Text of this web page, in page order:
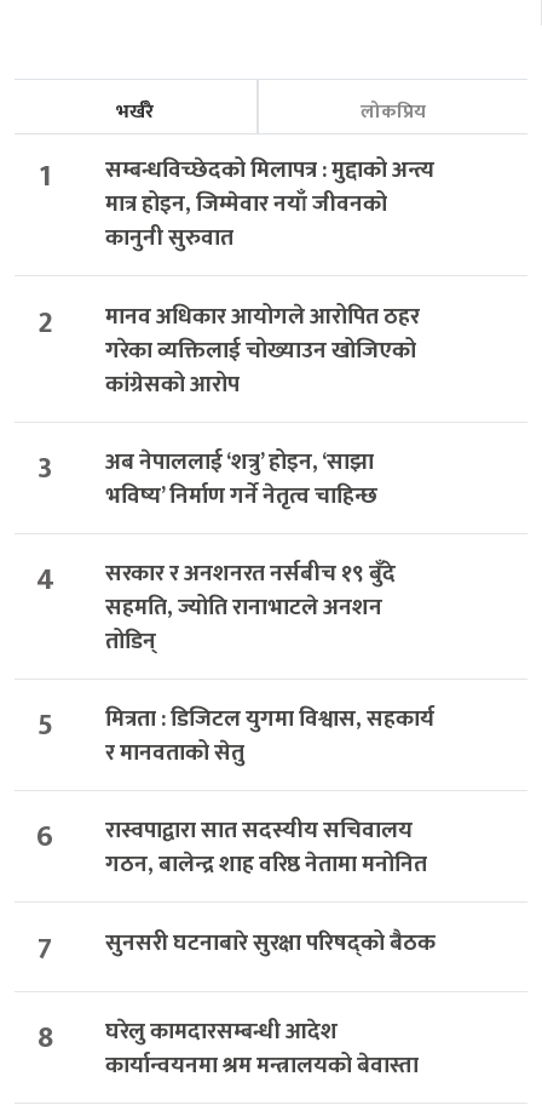
भर्खरै लोकप्रिय
1
सम्बन्धविच्छेदको मिलापत्र : मुद्दाको अन्त्य
मात्र होइन, जिम्मेवार नयाँ जीवनको
कानुनी सुरुवात
2
मानव अधिकार आयोगले आरोपित ठहर
गरेका व्यक्तिलाई चोख्याउन खोजिएको
कांग्रेसको आरोप
3
अब नेपाललाई ‘शत्रु’ होइन, ‘साझा
भविष्य’ निर्माण गर्ने नेतृत्व चाहिन्छ
4
सरकार र अनशनरत नर्सबीच १९ बुँदे
सहमति, ज्योति रानाभाटले अनशन
तोडिन्
5
मित्रता : डिजिटल युगमा विश्वास, सहकार्य
र मानवताको सेतु
6
रास्वपाद्वारा सात सदस्यीय सचिवालय
गठन, बालेन्द्र शाह वरिष्ठ नेतामा मनोनित
7 सुनसरी घटनाबारे सुरक्षा परिषद्को बैठक
8
घरेलु कामदारसम्बन्धी आदेश
कार्यान्वयनमा श्रम मन्त्रालयको बेवास्ता